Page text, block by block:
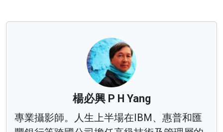
楊必興 P H Yang
專業攝影師。人生上半場在IBM、惠普和匯